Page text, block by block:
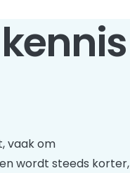
vaak om
wordt steeds korter,